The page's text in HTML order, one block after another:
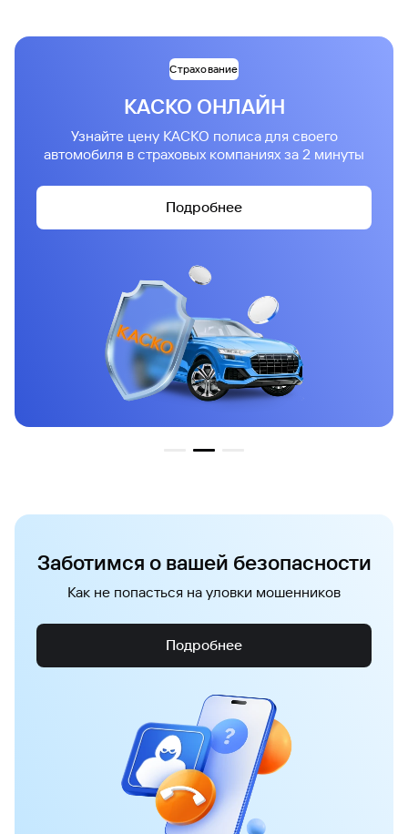
Страхование
КАСКО ОНЛАЙН
Узнайте цену КАСКО полиса для своего
автомобиля в страховых компаниях за 2 минуты
Подробнее
Заботимся о вашей безопасности
Как не попасться на уловки мошенников
Подробнее